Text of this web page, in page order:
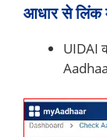
आधार से लिंक
UIDAI